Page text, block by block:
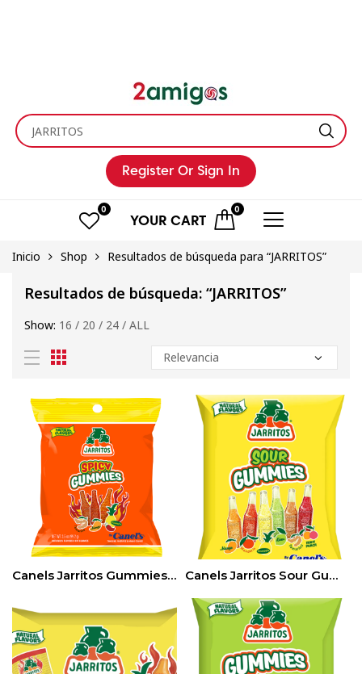
Register Or Sign In
0 0
YOUR CART
Inicio Shop Resultados de búsqueda para “JARRITOS”
Resultados de búsqueda: “JARRITOS”
Show: 16 / 20 / 24 / ALL
Canels Jarritos Gummies Spicy 12Bags/7oz Canels Jarritos Sour Gummies 12Bags/8 oz